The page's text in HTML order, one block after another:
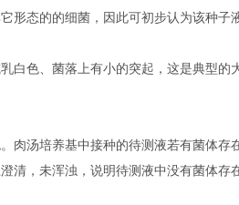
态的的细菌，因此可初步认为该种子
白色、菌落上有小的突起，这是典型的
肉汤培养基中接种的待测液若有菌体存
清，未浑浊，说明待测液中没有菌体存